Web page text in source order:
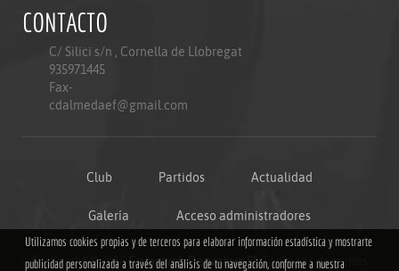
CONTACTO
C/ Silici s/n , Cornella de Llobregat
935971445
Fax-
cdalmedaef@gmail.com
Club Partidos Actualidad
Galería Acceso administradores
Copyright © 2018 Grupoweb Deportiva SL.Todos los derechos
Utilizamos cookies propias y de terceros para elaborar información estadística y mostrarte
publicidad personalizada a través del análisis de tu navegación, conforme a nuestra